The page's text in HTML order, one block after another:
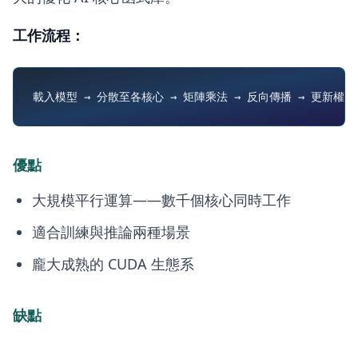
工作流程：
優點
大規模平行運算——數千個核心同時工作
適合訓練與推論兩種場景
龐大成熟的 CUDA 生態系
缺點